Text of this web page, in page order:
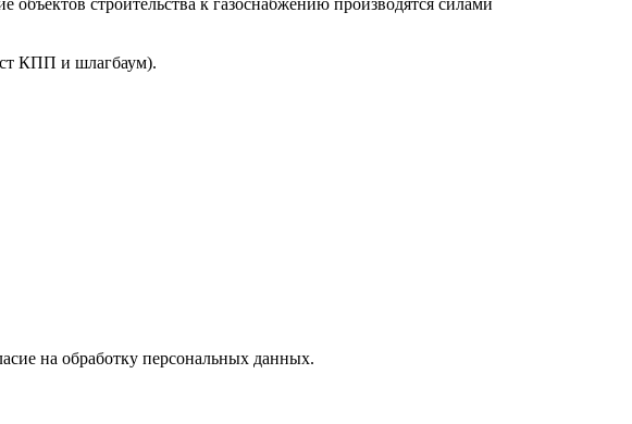
КПП и шлагбаум).
на обработку персональных данных.